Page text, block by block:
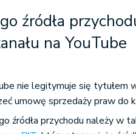
źródła
na YouTube
nie legitymuje się tytułem
umowę sprzedaży praw do
źródła przychodu należy w